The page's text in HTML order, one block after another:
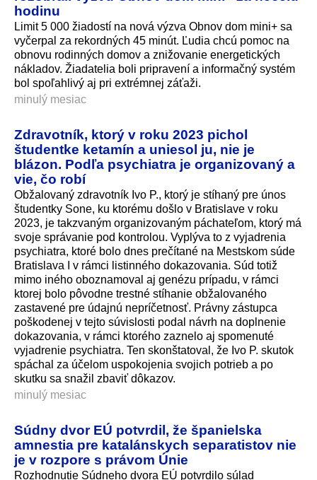
hodinu
Limit 5 000 žiadostí na nová výzva Obnov dom mini+ sa
vyčerpal za rekordných 45 minút. Ľudia chcú pomoc na
obnovu rodinných domov a znižovanie energetických
nákladov. Žiadatelia boli pripravení a informačný systém
bol spoľahlivý aj pri extrémnej záťaži.
minulý mesiac
Zdravotník, ktorý v roku 2023 pichol
študentke ketamín a uniesol ju, nie je
blázon. Podľa psychiatra je organizovaný a
vie, čo robí
Obžalovaný zdravotník Ivo P., ktorý je stíhaný pre únos
študentky Sone, ku ktorému došlo v Bratislave v roku
2023, je takzvaným organizovaným páchateľom, ktorý má
svoje správanie pod kontrolou. Vyplýva to z vyjadrenia
psychiatra, ktoré bolo dnes prečítané na Mestskom súde
Bratislava I v rámci listinného dokazovania. Súd totiž
mimo iného oboznamoval aj genézu prípadu, v rámci
ktorej bolo pôvodne trestné stíhanie obžalovaného
zastavené pre údajnú nepríčetnosť. Právny zástupca
poškodenej v tejto súvislosti podal návrh na doplnenie
dokazovania, v rámci ktorého zaznelo aj spomenuté
vyjadrenie psychiatra. Ten skonštatoval, že Ivo P. skutok
spáchal za účelom uspokojenia svojich potrieb a po
skutku sa snažil zbaviť dôkazov.
minulý mesiac
Súdny dvor EÚ potvrdil, že španielska
amnestia pre katalánskych separatistov nie
je v rozpore s právom Únie
Rozhodnutie Súdneho dvora EÚ potvrdilo súlad